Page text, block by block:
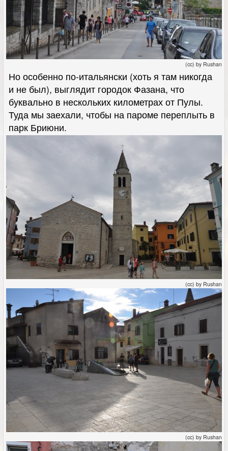
(cc) by Rushan
Но особенно по-итальянски (хоть я там никогда
и не был), выглядит городок Фазана, что
буквально в нескольких километрах от Пулы.
Туда мы заехали, чтобы на пароме переплыть в
парк Бриюни.
(cc) by Rushan
(cc) by Rushan